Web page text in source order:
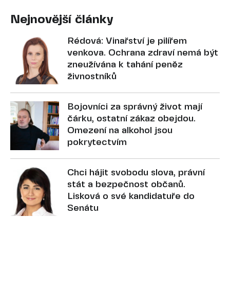
Nejnovější články
Rédová: Vinařství je pilířem
venkova. Ochrana zdraví nemá být
zneužívána k tahání peněz
živnostníků
Bojovníci za správný život mají
čárku, ostatní zákaz obejdou.
Omezení na alkohol jsou
pokrytectvím
Chci hájit svobodu slova, právní
stát a bezpečnost občanů.
Lisková o své kandidatuře do
Senátu